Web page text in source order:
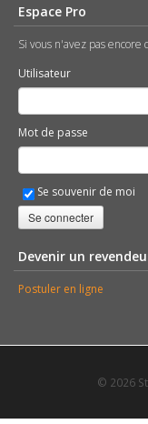
Espace Pro
Si vous n'avez pas
Utilisateur
Mot de passe
Se souvenir de moi
Se connecter
Devenir un
Postuler en ligne
© 2026